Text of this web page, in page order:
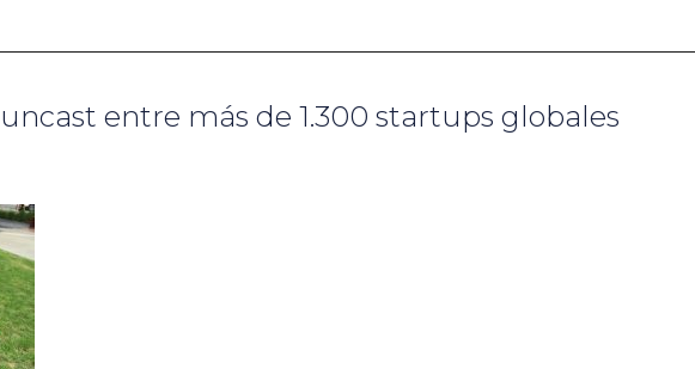
entre más de 1.300 startups globales